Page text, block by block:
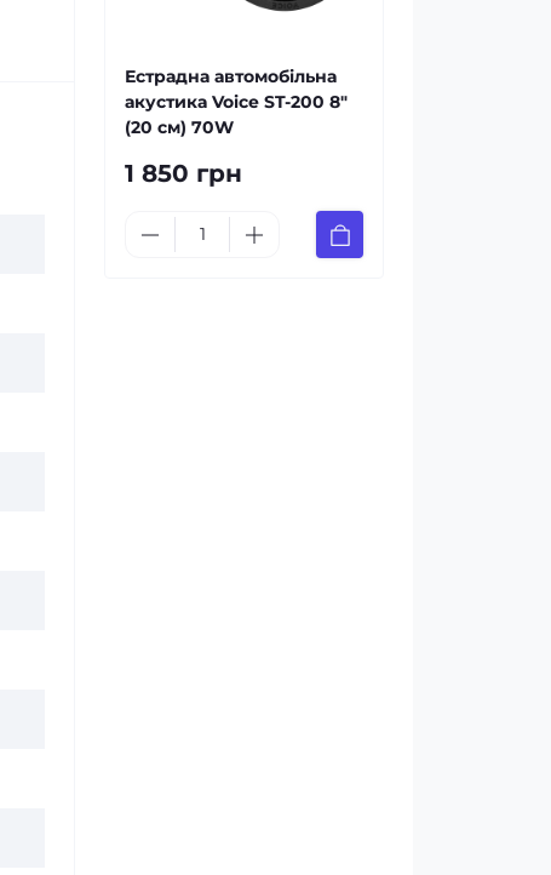
Естрадна автомобільна
акустика Voice ST-200 8″
(20 см) 70W
1 850 грн